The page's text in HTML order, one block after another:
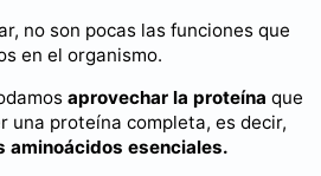
no son pocas las funciones que
en el organismo.
aprovechar la proteína que
una proteína completa, es decir,
aminoácidos esenciales.